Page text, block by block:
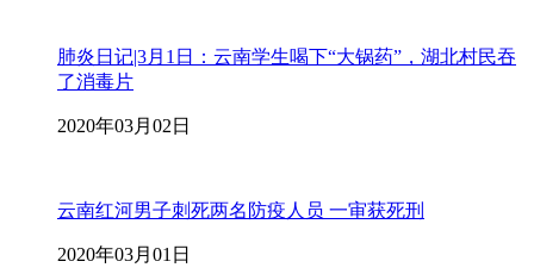
肺炎日记|3月1日：云南学生喝下“大锅药”，湖北村民吞
了消毒片
2020年03月02日
云南红河男子刺死两名防疫人员 一审获死刑
2020年03月01日